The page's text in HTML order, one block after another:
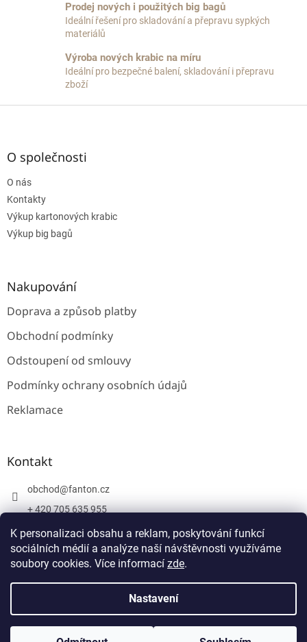
K personalizaci obsahu a reklam, poskytování funkcí
sociálních médií a analýze naší návštěvnosti využíváme
soubory cookies. Více informací zde.
Nastavení
v
ý
s
u
Prodej nových i použitých big bagů
Ideální řešení pro skladování a přepravu sypkých
materiálů
Výroba nových krabic na míru
Ideální pro bezpečné balení, skladování i přepravu
zboží
Z
O společnosti
O nás
Kontakty
Výkup kartonových krabic
Výkup big bagů
Nakupování
Doprava a způsob platby
Obchodní podmínky
Odstoupení od smlouvy
Podmínky ochrany osobních údajů
Reklamace
Kontakt
obchod@fanton.cz
+ 420 705 635 955
+ 420 705 635 951
. Všechna práva vyhrazena.